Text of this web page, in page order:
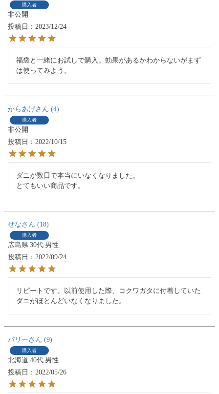
購入者
非公開
投稿日
2023/12/24
福袋と一緒にお試しで購入。効果があるかわからないがまず
は使ってみよう。
からあげ 4
購入者
非公開
投稿日
2022/10/15
ダニが数日で本当にいなくなりました。
せな 18
購入者
広島県 30代 男性
投稿日
2022/09/24
リピートです。以前使用した際、コクワガタに付着していた
ダニがほとんどいなくなりました。
パリー 9
購入者
北海道 40代 男性
投稿日
2022/05/26